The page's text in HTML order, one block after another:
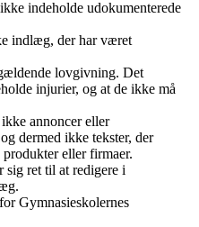
indeholde udokumenterede
indlæg, der har været
lovgivning. Det
injurier, og at de ikke må
annoncer eller
dermed ikke tekster, der
eller firmaer.
sig ret til at redigere i
Gymnasieskolernes